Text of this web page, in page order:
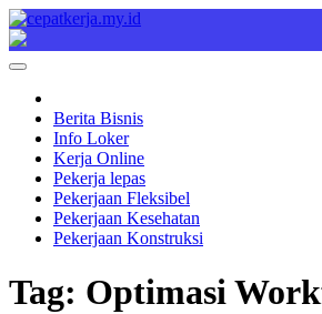
Skip
to
content
Cepat Kerja
Berita Bisnis
Berita Bisnis
Info Loker
Kerja Online
Pekerja lepas
Pekerjaan Fleksibel
Pekerjaan Kesehatan
Pekerjaan Konstruksi
Tag: Optimasi